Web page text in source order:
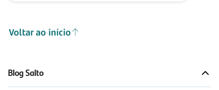
Voltar ao início
Blog Salto